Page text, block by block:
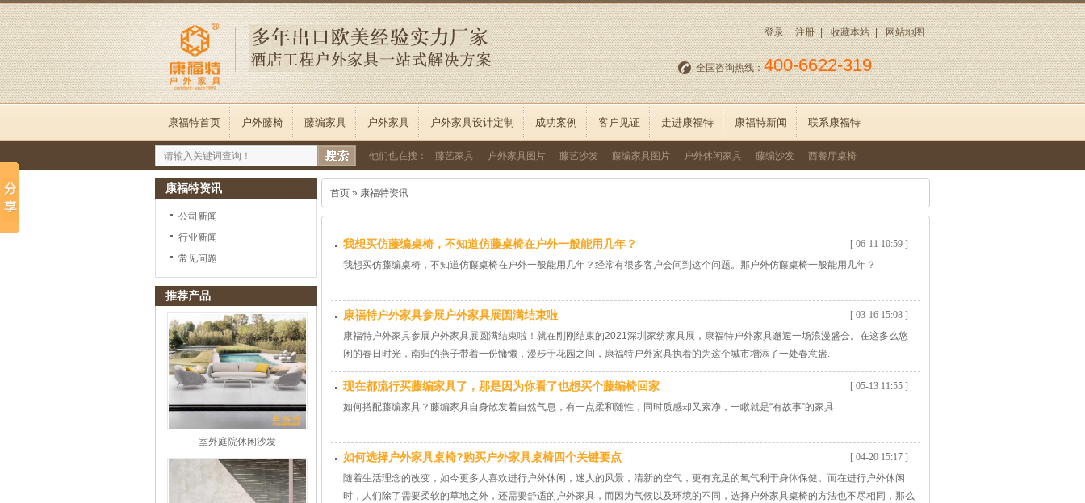
登录 注册 | 收藏本站 | 网站地图
全国咨询热线：400-6622-319
康福特首页 户外藤椅 藤编家具 户外家具 户外家具设计定制 成功案例 客户见证 走进康福特 康福特新闻 联系康福特
他们也在搜： 藤艺家具 户外家具图片 藤艺沙发 藤编家具图片 户外休闲家具 藤编沙发 西餐厅桌椅
康福特资讯
公司新闻
行业新闻
常见问题
推荐产品
室外庭院休闲沙发
首页 » 康福特资讯
[ 06-11 10:59 ]
我想买仿藤编桌椅，不知道仿藤桌椅在户外一般能用几年？
我想买仿藤编桌椅，不知道仿藤桌椅在户外一般能用几年？经常有很多客户会问到这个问题。那户外仿藤桌椅一般能用几年？
[ 03-16 15:08 ]
康福特户外家具参展户外家具展圆满结束啦
康福特户外家具参展户外家具展圆满结束啦！就在刚刚结束的2021深圳家纺家具展，康福特户外家具邂逅一场浪漫盛会。在这多么悠
闲的春日时光，南归的燕子带着一份慵懒，漫步于花园之间，康福特户外家具执着的为这个城市增添了一处春意盎.
[ 05-13 11:55 ]
现在都流行买藤编家具了，那是因为你看了也想买个藤编椅回家
如何搭配藤编家具？藤编家具自身散发着自然气息，有一点柔和随性，同时质感却又素净，一瞅就是“有故事”的家具
[ 04-20 15:17 ]
如何选择户外家具桌椅?购买户外家具桌椅四个关键要点
随着生活理念的改变，如今更多人喜欢进行户外休闲，迷人的风景，清新的空气，更有充足的氧气利于身体保健。而在进行户外休闲
时，人们除了需要柔软的草地之外，还需要舒适的户外家具，而因为气候以及环境的不同，选择户外家具桌椅的方法也不尽相同，那么